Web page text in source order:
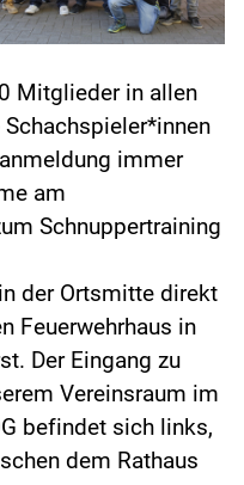
Mitglieder in allen
immer
am
Schnuppertraining
der Ortsmitte direkt
Feuerwehrhaus in
Der Eingang zu
Vereinsraum im
befindet sich links,
dem Rathaus